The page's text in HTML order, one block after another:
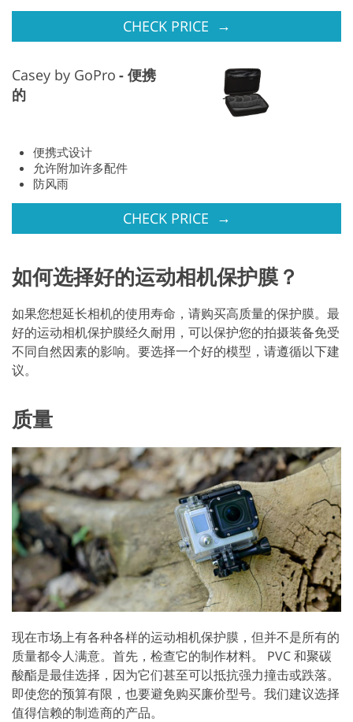
CHECK PRICE →
Casey by GoPro
便携
的
便携式设计
允许附加许多配件
防风雨
CHECK PRICE →
如何选择好的运动相机保护膜？
如果您想延长相机的使用寿命，请购买高质量的保护膜。最
好的运动相机保护膜经久耐用，可以保护您的拍摄装备免受
不同自然因素的影响。要选择一个好的模型，请遵循以下建
议。
质量
现在市场上有各种各样的运动相机保护膜，但并不是所有的
质量都令人满意。首先，检查它的制作材料。 PVC 和聚碳
酸酯是最佳选择，因为它们甚至可以抵抗强力撞击或跌落。
即使您的预算有限，也要避免购买廉价型号。我们建议选择
值得信赖的制造商的产品。